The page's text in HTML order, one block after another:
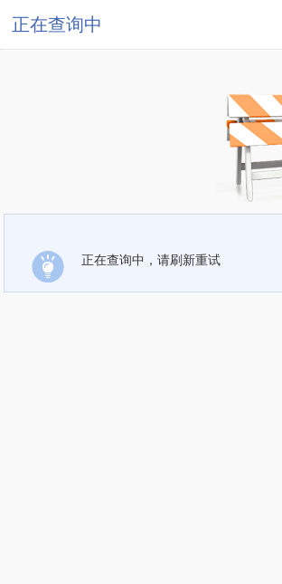
正在查询中
正在查询中，请刷新重试